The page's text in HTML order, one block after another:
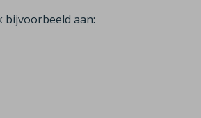
bijvoorbeeld aan: